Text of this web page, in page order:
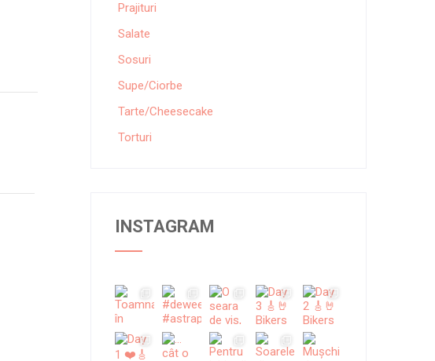
Prajituri
Salate
Sosuri
Supe/Ciorbe
Tarte/Cheesecake
Torturi
INSTAGRAM